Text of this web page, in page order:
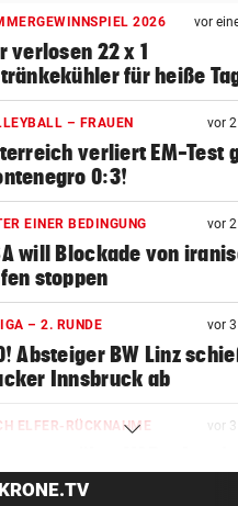
2026 vor
verlosen 22 x 1
für heiße
– FRAUEN vor
verliert EM-Test
0:3!
EINER BEDINGUNG vor
will Blockade von
stoppen
– 2. RUNDE vor
Absteiger BW Linz
Innsbruck ab
ELFER-RÜCKNAHME vor
Skandal!“
KRONE.TV